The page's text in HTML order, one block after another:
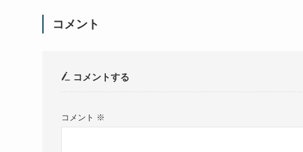
コメント
コメントする
コメント ※